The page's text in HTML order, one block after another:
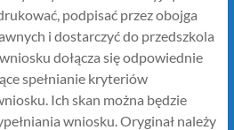
podpisać przez obojga
i dostarczyć do przedszkola
dołącza się odpowiednie
spełnianie kryteriów
Ich skan można będzie
wniosku. Oryginał należy